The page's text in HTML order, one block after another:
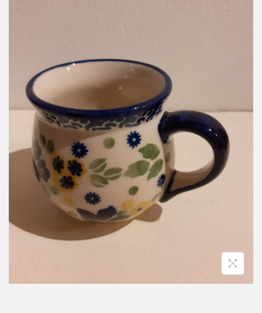
i
g
t
i
e
n
h
u
d